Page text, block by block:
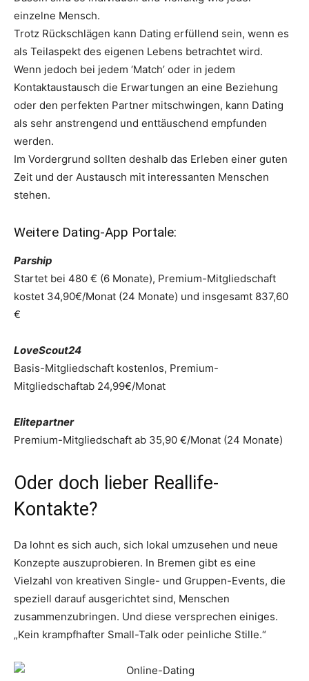
einzelne Mensch.
Trotz Rückschlägen kann Dating erfüllend sein, wenn es
als Teilaspekt des eigenen Lebens betrachtet wird.
Wenn jedoch bei jedem ‘Match’ oder in jedem
Kontaktaustausch die Erwartungen an eine Beziehung
oder den perfekten Partner mitschwingen, kann Dating
als sehr anstrengend und enttäuschend empfunden
werden.
Im Vordergrund sollten deshalb das Erleben einer guten
Zeit und der Austausch mit interessanten Menschen
stehen.
Weitere Dating-App Portale:
Parship
Startet bei 480 € (6 Monate), Premium-Mitgliedschaft
kostet 34,90€/Monat (24 Monate) und insgesamt 837,60
€
LoveScout24
Basis-Mitgliedschaft kostenlos, Premium-
Mitgliedschaftab 24,99€/Monat
Elitepartner
Premium-Mitgliedschaft ab 35,90 €/Monat (24 Monate)
Oder doch lieber Reallife-
Kontakte?
Da lohnt es sich auch, sich lokal umzusehen und neue
Konzepte auszuprobieren. In Bremen gibt es eine
Vielzahl von kreativen Single- und Gruppen-Events, die
speziell darauf ausgerichtet sind, Menschen
zusammenzubringen. Und diese versprechen einiges.
„Kein krampfhafter Small-Talk oder peinliche Stille.“